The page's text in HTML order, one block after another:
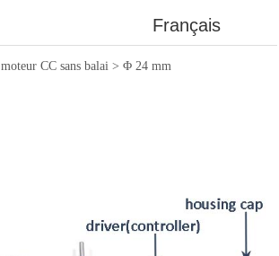
Français
moteur CC sans balai> Φ 24 mm